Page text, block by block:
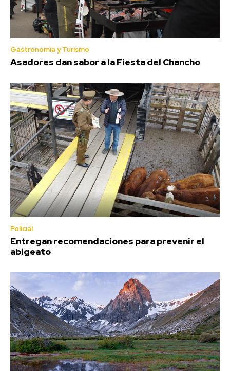
Gastronomía y Turismo
Asadores dan sabor a la Fiesta del Chancho
Policial
Entregan recomendaciones para prevenir el
abigeato